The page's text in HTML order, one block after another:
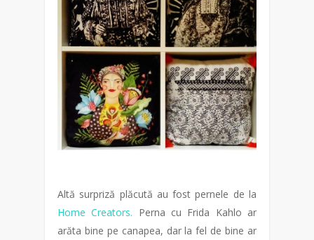
Altă surpriză plăcută au fost pernele de la
Home Creators. Perna cu Frida Kahlo ar
arăta bine pe canapea, dar la fel de bine ar